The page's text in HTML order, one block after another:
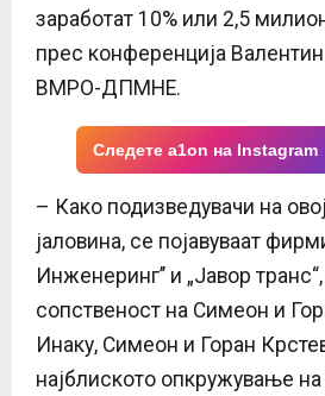
заработат 10% или 2,5
прес конференција
ВМРО-ДПМНЕ.
Следете a1on на Instagram
– Како подизведувачи на
јаловина, се појавуваат
Инженеринг’’ и „Јавор
сопственост на Симеон и
Инаку, Симеон и Горан
најблиското опкружување